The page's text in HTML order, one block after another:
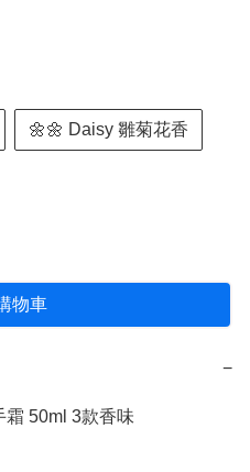
🌼🌼 Daisy 雛菊花香
物車
−
50ml 3款香味